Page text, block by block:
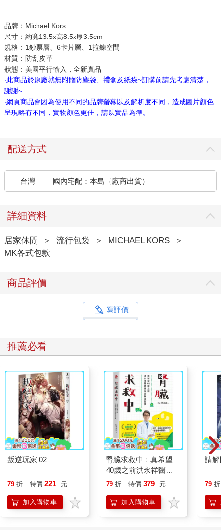
品牌：Michael Kors
尺寸：約寬13.5x高8.5x厚3.5cm
規格：1鈔票層、6卡片層、1拉鍊空間
材質：防刮皮革
狀態：美國平行輸入，全新真品
‧此商品於原廠就無附贈防塵袋、禮盒及紙袋~訂購前請先考慮清楚，
謝謝~
‧網頁商品會因為使用不同的品牌螢幕以及解析度不同，造成圖片顏色
呈現略有不同，實物顏色更佳，請以實品為準。
配送方式
台灣 國內宅配：本島（廠商出貨）
詳細資料
居家休閒 ＞ 流行包袋 ＞ MICHAEL KORS
＞
MK各式包款
商品評價
寫評價
推薦必看
叛逆玩家 02
79 折 特價 221 元
加入購物車
腎臟求救中：真希望
40歲之前洪永祥醫師
就告訴我這些事
79 折 特價 379 元
加入購物車
請解
79 折